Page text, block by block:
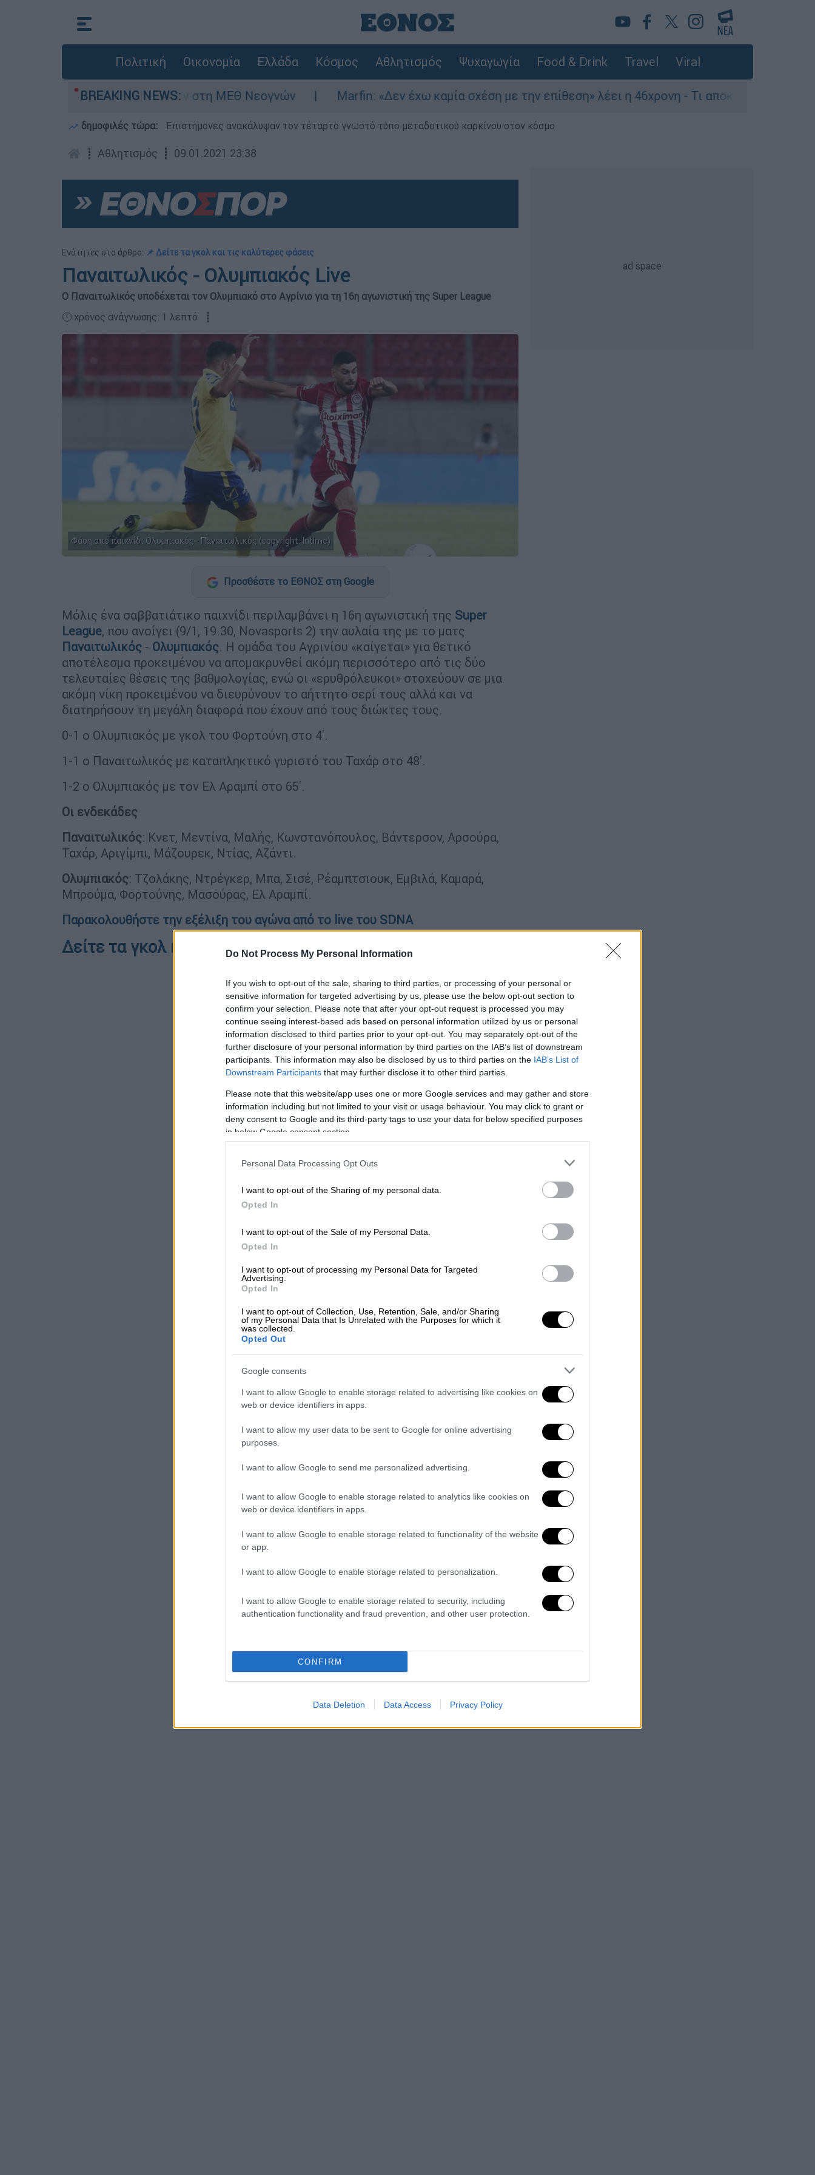
Do Not Process My Personal Information
If you wish to opt-out of the sale, sharing to third parties, or processing of your personal or
sensitive information for targeted advertising by us, please use the below opt-out section to
confirm your selection. Please note that after your opt-out request is processed you may
continue seeing interest-based ads based on personal information utilized by us or personal
information disclosed to third parties prior to your opt-out. You may separately opt-out of the
further disclosure of your personal information by third parties on the IAB’s list of downstream
participants. This information may also be disclosed by us to third parties on the IAB’s List of
Downstream Participants that may further disclose it to other third parties.
Please note that this website/app uses one or more Google services and may gather and store
information including but not limited to your visit or usage behaviour. You may click to grant or
deny consent to Google and its third-party tags to use your data for below specified purposes
in below Google consent section.
Personal Data Processing Opt Outs
I want to opt-out of the Sharing of my personal data.
Opted In
I want to opt-out of the Sale of my Personal Data.
Opted In
I want to opt-out of processing my Personal Data for Targeted
Advertising.
Opted In
I want to opt-out of Collection, Use, Retention, Sale, and/or Sharing
of my Personal Data that Is Unrelated with the Purposes for which it
was collected.
Opted Out
Google consents
I want to allow Google to enable storage related to advertising like cookies on
web or device identifiers in apps.
I want to allow my user data to be sent to Google for online advertising
purposes.
I want to allow Google to send me personalized advertising.
I want to allow Google to enable storage related to analytics like cookies on
web or device identifiers in apps.
I want to allow Google to enable storage related to functionality of the website
or app.
I want to allow Google to enable storage related to personalization.
I want to allow Google to enable storage related to security, including
authentication functionality and fraud prevention, and other user protection.
CONFIRM
Data Deletion Data Access Privacy Policy
Πολιτική Οικονομία Ελλάδα Κόσμος Αθλητισμός Ψυχαγωγία Food & Drink Travel Viral
BREAKING NEWS:
- Νοσηλευόταν στη ΜΕΘ Νεογνών Marfin: «Δεν έχω καμία σχέση με την επίθεση» λέει η 46χρονη - Τι αποκάλυψε στους
δημοφιλές τώρα: Επιστήμονες ανακάλυψαν τον τέταρτο γνωστό τύπο μεταδοτικού καρκίνου στον κόσμο
┋ Αθλητισμός ┋ 09.01.2021 23:38
Ενότητες στο άρθρο: 📌 Δείτε τα γκολ και τις καλύτερες φάσεις
Παναιτωλικός - Ολυμπιακός Live
Ο Παναιτωλικός υποδέχεται τον Ολυμπιακό στο Αγρίνιο για τη 16η αγωνιστική της Super League
🕛 χρόνος ανάγνωσης: 1 λεπτό ┋
Φάση από παιχνίδι Ολυμπιακός - Παναιτωλικός (copyright: Intime)
Προσθέστε το ΕΘΝΟΣ στη Google
Μόλις ένα σαββατιάτικο παιχνίδι περιλαμβάνει η 16η αγωνιστική της Super
League, που ανοίγει (9/1, 19.30, Novasports 2) την αυλαία της με το ματς
Παναιτωλικός - Ολυμπιακός. Η ομάδα του Αγρινίου «καίγεται» για θετικό
αποτέλεσμα προκειμένου να απομακρυνθεί ακόμη περισσότερο από τις δύο
τελευταίες θέσεις της βαθμολογίας, ενώ οι «ερυθρόλευκοι» στοχεύουν σε μια
ακόμη νίκη προκειμένου να διευρύνουν το αήττητο σερί τους αλλά και να
διατηρήσουν τη μεγάλη διαφορά που έχουν από τους διώκτες τους.
0-1 ο Ολυμπιακός με γκολ του Φορτούνη στο 4'.
1-1 ο Παναιτωλικός με καταπληκτικό γυριστό του Ταχάρ στο 48'.
1-2 ο Ολυμπιακός με τον Ελ Αραμπί στο 65'.
Οι ενδεκάδες
Παναιτωλικός: Κνετ, Μεντίνα, Μαλής, Κωνστανόπουλος, Βάντερσον, Αρσούρα,
Ταχάρ, Αριγίμπι, Μάζουρεκ, Ντίας, Αζάντι.
Ολυμπιακός: Τζολάκης, Ντρέγκερ, Μπα, Σισέ, Ρέαμπτσιουκ, Εμβιλά, Καμαρά,
Μπρούμα, Φορτούνης, Μασούρας, Ελ Αραμπί.
Παρακολουθήστε την εξέλιξη του αγώνα από το live του SDNA
Δείτε τα γκολ και τις καλύτερες φάσεις